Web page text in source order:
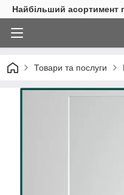
Найбільший асортимент
Товари та послуги